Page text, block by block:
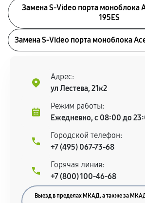
Замена S-Video порта моноблока
195ES
Замена S-Video порта моноблока
Адрес:
ул Лестева, 21к2
Режим работы:
Ежедневно, с 08:00 до
Городской телефон:
+7 (495) 067-73-68
Горячая линия:
+7 (800) 100-46-68
Выезд в пределах МКАД, а также за